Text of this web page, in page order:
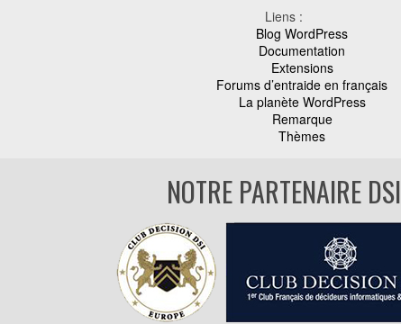
Liens :
Blog WordPress
Documentation
Extensions
Forums d’entraide en français
La planète WordPress
Remarque
Thèmes
NOTRE PARTENAIRE DSI